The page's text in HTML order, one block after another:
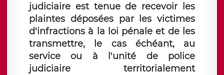
judiciaire est tenue de recevoir les
plaintes déposées par les victimes
d'infractions à la loi pénale et de les
transmettre, le cas échéant, au
service ou à l'unité de police
judiciaire territorialement